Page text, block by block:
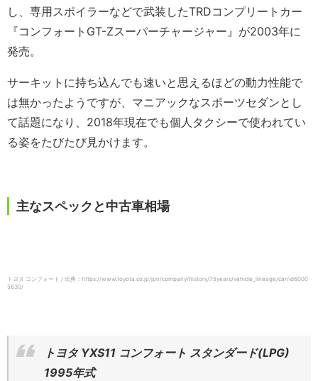
し、専用スポイラーなどで武装したTRDコンプリートカー
『コンフォートGT-Zスーパーチャージャー』が2003年に
発売。
サーキットに持ち込んでも速いと思えるほどの動力性能で
は無かったようですが、マニアックなスポーツセダンとし
て話題になり、2018年現在でも個人タクシーで使われてい
る姿をたびたび見かけます。
主なスペックと中古車相場
トヨタ コンフォート / 出典：https://www.toyota.co.jp/jpn/company/history/75years/vehicle_lineage/car/id6000
5630/
トヨタ YXS11 コンフォート スタンダード(LPG)
1995年式